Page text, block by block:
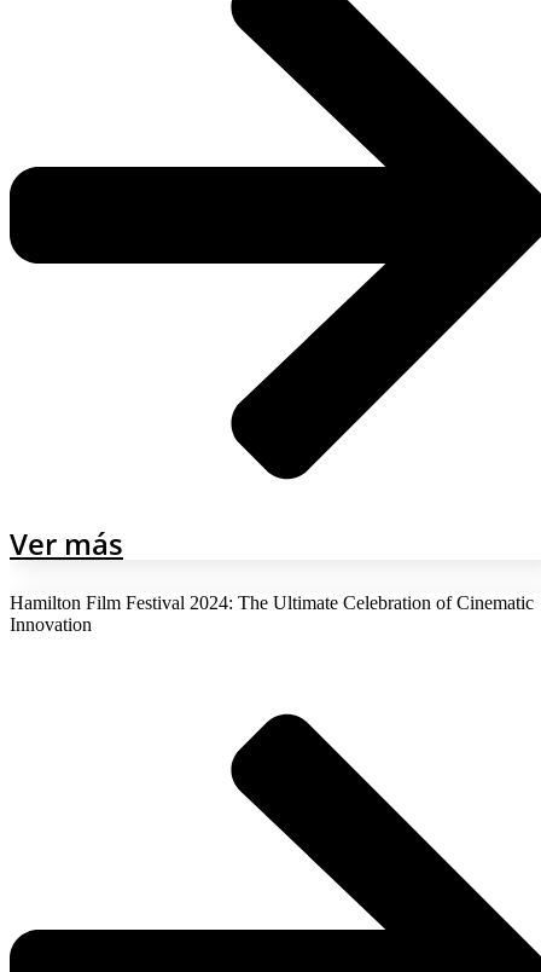
Ver más
Hamilton Film Festival 2024: The Ultimate Celebration of Cinematic
Innovation